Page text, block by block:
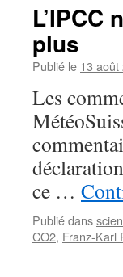
plus
Publié le 13 août
Les
ce …
Publié dans
CO2, Franz-Karl